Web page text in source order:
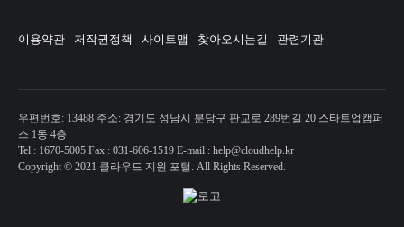
이용약관 저작권정책 사이트맵 찾아오시는길 관련기관
우편번호: 13488 주소: 경기도 성남시 분당구 판교로 289번길 20 스타트업캠퍼
스 1동 4층
Tel : 1670-5005 Fax : 031-606-1519 E-mail : help@cloudhelp.kr
Copyright © 2021 클라우드 지원 포털. All Rights Reserved.